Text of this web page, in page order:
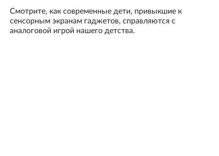
Смотрите, как современные дети, привыкшие к
сенсорным экранам гаджетов, справляются с
аналоговой игрой нашего детства.